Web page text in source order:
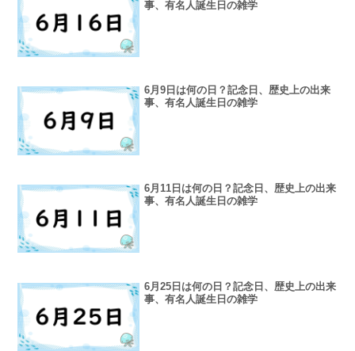
事、有名人誕生日の雑学
6月9日は何の日？記念日、歴史上の出来
事、有名人誕生日の雑学
6月11日は何の日？記念日、歴史上の出来
事、有名人誕生日の雑学
6月25日は何の日？記念日、歴史上の出来
事、有名人誕生日の雑学